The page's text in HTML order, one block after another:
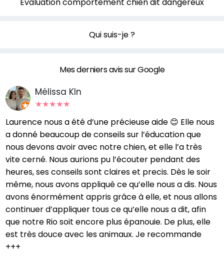
Qui suis-je ?
Mes derniers avis sur Google
Mélissa Kln
★★★★★
Laurence nous a été d’une précieuse aide 😊 Elle nous
a donné beaucoup de conseils sur l’éducation que
nous devons avoir avec notre chien, et elle l’a très
vite cerné. Nous aurions pu l’écouter pendant des
heures, ses conseils sont claires et precis. Dès le soir
même, nous avons appliqué ce qu’elle nous a dis. Nous
avons énormément appris grâce à elle, et nous allons
continuer d’appliquer tous ce qu’elle nous a dit, afin
que notre Rio soit encore plus épanouie. De plus, elle
est très douce avec les animaux. Je recommande
+++